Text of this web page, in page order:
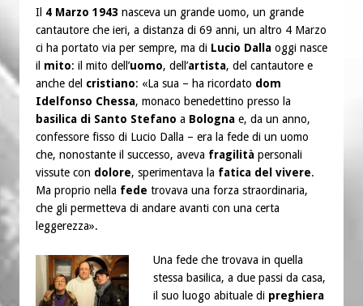
Il 4 Marzo 1943 nasceva un grande uomo, un grande
cantautore che ieri, a distanza di 69 anni, un altro 4 Marzo
ci ha portato via per sempre, ma di Lucio Dalla oggi nasce
il mito: il mito dell’uomo, dell’artista, del cantautore e
anche del cristiano: «La sua – ha ricordato dom
Idelfonso Chessa, monaco benedettino presso la
basilica di Santo Stefano a Bologna e, da un anno,
confessore fisso di Lucio Dalla – era la fede di un uomo
che, nonostante il successo, aveva fragilità personali
vissute con dolore, sperimentava la fatica del vivere.
Ma proprio nella fede trovava una forza straordinaria,
che gli permetteva di andare avanti con una certa
leggerezza».
Una fede che trovava in quella
stessa basilica, a due passi da casa,
il suo luogo abituale di preghiera